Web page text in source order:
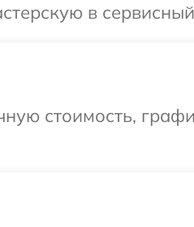
в
стоимость,